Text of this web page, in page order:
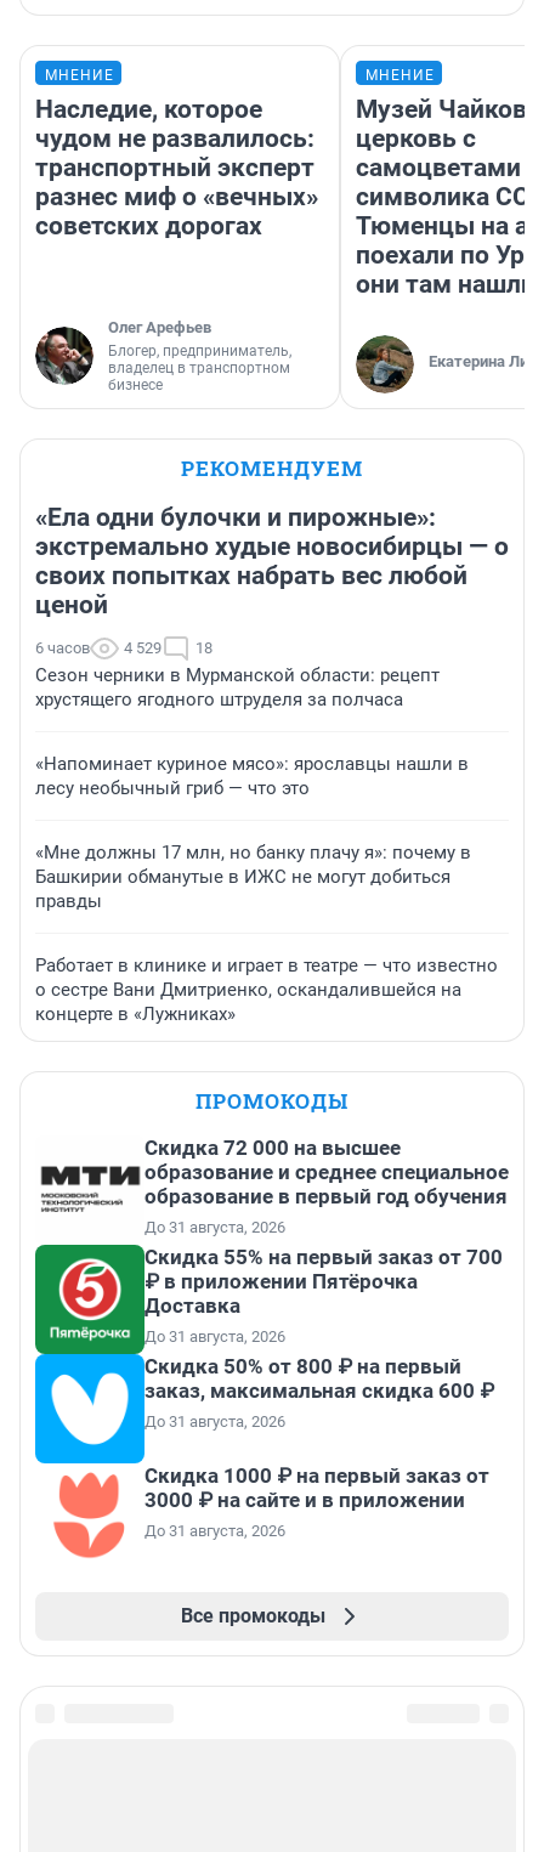
МНЕНИЕ
Наследие, которое
чудом не развалилось:
транспортный эксперт
разнес миф о «вечных»
советских дорогах
Олег Арефьев
Блогер, предприниматель,
владелец в транспортном
бизнесе
МНЕНИЕ
Музей
церковь с
самоцветами
символика
Тюменцы на
поехали по
они там нашли
Екатерина
РЕКОМЕНДУЕМ
«Ела одни булочки и пирожные»:
экстремально худые новосибирцы — о
своих попытках набрать вес любой
ценой
6 часов 4 529 18
Сезон черники в Мурманской области: рецепт
хрустящего ягодного штруделя за полчаса
«Напоминает куриное мясо»: ярославцы нашли в
лесу необычный гриб — что это
«Мне должны 17 млн, но банку плачу я»: почему в
Башкирии обманутые в ИЖС не могут добиться
правды
Работает в клинике и играет в театре — что известно
о сестре Вани Дмитриенко, оскандалившейся на
концерте в «Лужниках»
ПРОМОКОДЫ
Скидка 72 000 на высшее
образование и среднее специальное
образование в первый год обучения
До 31 августа, 2026
Скидка 55% на первый заказ от 700
₽ в приложении Пятёрочка
Доставка
До 31 августа, 2026
Скидка 50% от 800 ₽ на первый
заказ, максимальная скидка 600 ₽
До 31 августа, 2026
Скидка 1000 ₽ на первый заказ от
3000 ₽ на сайте и в приложении
До 31 августа, 2026
Все промокоды